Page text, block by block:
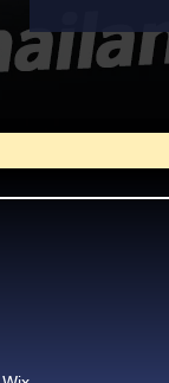
ดอลลาร์สหรัฐ (
บาท) สร้างขึ้นบน
การผลิตเพื่อสู้ศึ
ราคาสบายกระเป๋
เริ่มต้นสหรัฐฯ ไ